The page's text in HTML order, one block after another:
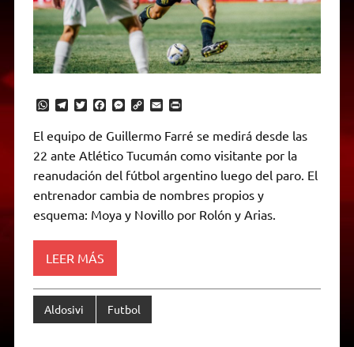
W
t
s
p
p
T
l
e
g
r
a
m
T
t
t
e
r
F
c
e
b
o
o
k
M
s
s
e
n
g
e
C
y
L
i
n
k
E
a
i
l
P
n
t
r
i
n
El equipo de Guillermo Farré se medirá desde las
22 ante Atlético Tucumán como visitante por la
reanudación del fútbol argentino luego del paro. El
entrenador cambia de nombres propios y
esquema: Moya y Novillo por Rolón y Arias.
LEER MÁS
Aldosivi Futbol